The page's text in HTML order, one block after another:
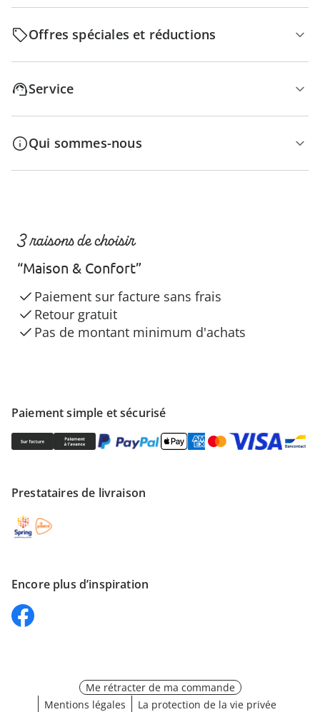
Offres spéciales et réductions
Service
Qui sommes-nous
Paiement simple et sécurisé
Prestataires de livraison
Encore plus d’inspiration
3 raisons de choisir
“Maison & Confort”
Paiement sur facture sans frais
Retour gratuit
Pas de montant minimum d'achats
Me rétracter de ma commande
Mentions légales
La protection de la vie privée